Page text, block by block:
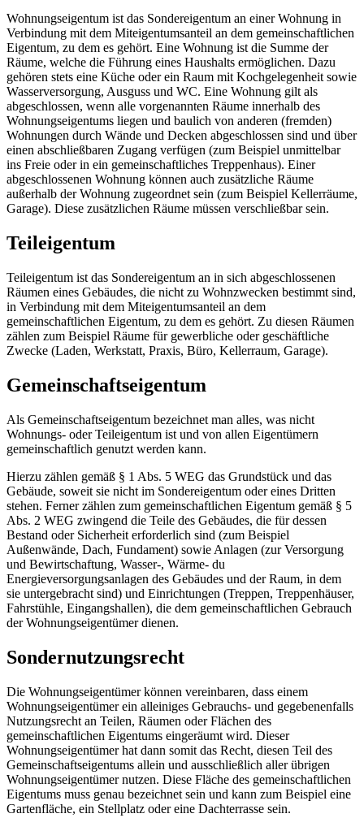
Wohnungseigentum ist das Sondereigentum an einer Wohnung in
Verbindung mit dem Miteigentumsanteil an dem gemeinschaftlichen
Eigentum, zu dem es gehört. Eine Wohnung ist die Summe der
Räume, welche die Führung eines Haushalts ermöglichen. Dazu
gehören stets eine Küche oder ein Raum mit Kochgelegenheit sowie
Wasserversorgung, Ausguss und WC. Eine Wohnung gilt als
abgeschlossen, wenn alle vorgenannten Räume innerhalb des
Wohnungseigentums liegen und baulich von anderen (fremden)
Wohnungen durch Wände und Decken abgeschlossen sind und über
einen abschließbaren Zugang verfügen (zum Beispiel unmittelbar
ins Freie oder in ein gemeinschaftliches Treppenhaus). Einer
abgeschlossenen Wohnung können auch zusätzliche Räume
außerhalb der Wohnung zugeordnet sein (zum Beispiel Kellerräume,
Garage). Diese zusätzlichen Räume müssen verschließbar sein.
Teileigentum
Teileigentum ist das Sondereigentum an in sich abgeschlossenen
Räumen eines Gebäudes, die nicht zu Wohnzwecken bestimmt sind,
in Verbindung mit dem Miteigentumsanteil an dem
gemeinschaftlichen Eigentum, zu dem es gehört. Zu diesen Räumen
zählen zum Beispiel Räume für gewerbliche oder geschäftliche
Zwecke (Laden, Werkstatt, Praxis, Büro, Kellerraum, Garage).
Gemeinschaftseigentum
Als Gemeinschaftseigentum bezeichnet man alles, was nicht
Wohnungs- oder Teileigentum ist und von allen Eigentümern
gemeinschaftlich genutzt werden kann.
Hierzu zählen gemäß § 1 Abs. 5 WEG das Grundstück und das
Gebäude, soweit sie nicht im Sondereigentum oder eines Dritten
stehen. Ferner zählen zum gemeinschaftlichen Eigentum gemäß § 5
Abs. 2 WEG zwingend die Teile des Gebäudes, die für dessen
Bestand oder Sicherheit erforderlich sind (zum Beispiel
Außenwände, Dach, Fundament) sowie Anlagen (zur Versorgung
und Bewirtschaftung, Wasser-, Wärme- du
Energieversorgungsanlagen des Gebäudes und der Raum, in dem
sie untergebracht sind) und Einrichtungen (Treppen, Treppenhäuser,
Fahrstühle, Eingangshallen), die dem gemeinschaftlichen Gebrauch
der Wohnungseigentümer dienen.
Sondernutzungsrecht
Die Wohnungseigentümer können vereinbaren, dass einem
Wohnungseigentümer ein alleiniges Gebrauchs- und gegebenenfalls
Nutzungsrecht an Teilen, Räumen oder Flächen des
gemeinschaftlichen Eigentums eingeräumt wird. Dieser
Wohnungseigentümer hat dann somit das Recht, diesen Teil des
Gemeinschaftseigentums allein und ausschließlich aller übrigen
Wohnungseigentümer nutzen. Diese Fläche des gemeinschaftlichen
Eigentums muss genau bezeichnet sein und kann zum Beispiel eine
Gartenfläche, ein Stellplatz oder eine Dachterrasse sein.